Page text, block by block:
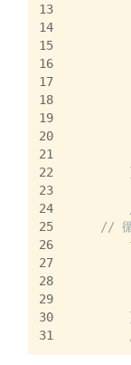
13
14
15
16
17
18
19
20
21
22
23
24
25
26
27
28
29
30
31
// 循